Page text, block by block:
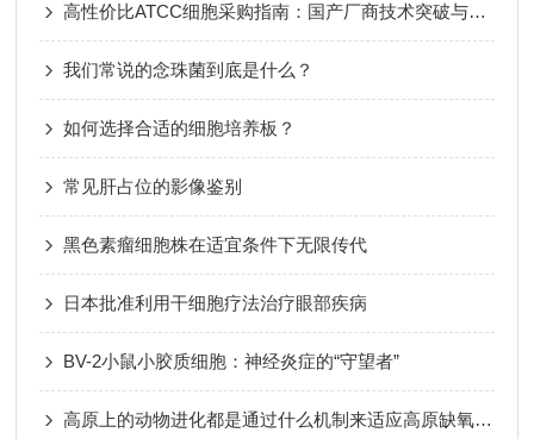
高性价比ATCC细胞采购指南：国产厂商技术突破与进口替代分析
我们常说的念珠菌到底是什么？
如何选择合适的细胞培养板？
常见肝占位的影像鉴别
黑色素瘤细胞株在适宜条件下无限传代
日本批准利用干细胞疗法治疗眼部疾病
BV-2小鼠小胶质细胞：神经炎症的“守望者”
高原上的动物进化都是通过什么机制来适应高原缺氧的环境呢？